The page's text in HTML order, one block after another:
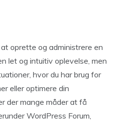
oprette og administrere en
let og intuitiv oplevelse, men
hvor du har brug for
eller optimere din
der mange måder at få
WordPress Forum,